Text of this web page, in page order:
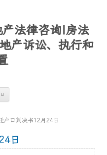
法律咨询|房法
产诉讼、执行和
content
户口判决书12月24日
日